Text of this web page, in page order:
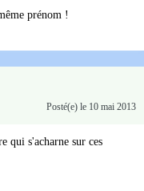
prénom !
Posté(e) le 10 mai 2013
qui s'acharne sur ces